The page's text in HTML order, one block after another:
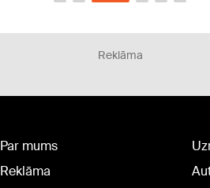
Reklāma
Par mums
Reklāma